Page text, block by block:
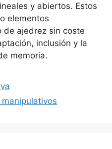
y abiertos. Estos
elementos
de ajedrez sin coste
inclusión y la
memoria.